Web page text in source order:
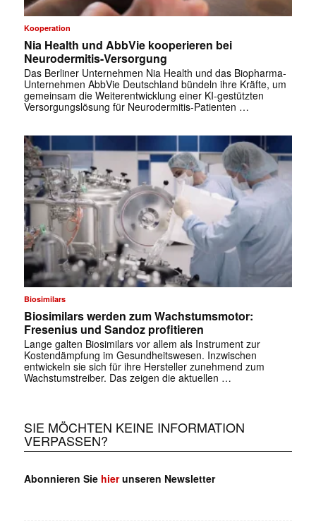
Kooperation
Nia Health und AbbVie kooperieren bei
Neurodermitis-Versorgung
Das Berliner Unternehmen Nia Health und das Biopharma-
Unternehmen AbbVie Deutschland bündeln ihre Kräfte, um
gemeinsam die Weiterentwicklung einer KI-gestützten
Versorgungslösung für Neurodermitis-Patienten …
Biosimilars
Biosimilars werden zum Wachstumsmotor:
Fresenius und Sandoz profitieren
Lange galten Biosimilars vor allem als Instrument zur
Kostendämpfung im Gesundheitswesen. Inzwischen
entwickeln sie sich für ihre Hersteller zunehmend zum
Wachstumstreiber. Das zeigen die aktuellen …
SIE MÖCHTEN KEINE INFORMATION
VERPASSEN?
Abonnieren Sie hierunseren Newsletter